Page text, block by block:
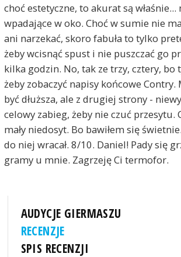
choć estetyczne, to akurat są właśnie...
wpadające w oko. Choć w sumie nie
ani narzekać, skoro fabuła to tylko
żeby wcisnąć spust i nie puszczać go
kilka godzin. No, tak ze trzy, cztery, bo
żeby zobaczyć napisy końcowe Contry.
być dłuższa, ale z drugiej strony -
celowy zabieg, żeby nie czuć przesytu.
mały niedosyt. Bo bawiłem się
do niej wracał. 8/10. Daniel! Pady się
gramy u mnie. Zagrzeję Ci termofor.
AUDYCJE GIERMASZU
RECENZJE
SPIS RECENZJI